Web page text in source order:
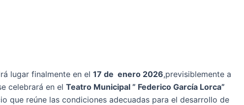
lugar finalmente en el 17 de enero 2026,previsiblemente a
celebrará en el Teatro Municipal ” Federico García Lorca”
que reúne las condiciones adecuadas para el desarrollo de